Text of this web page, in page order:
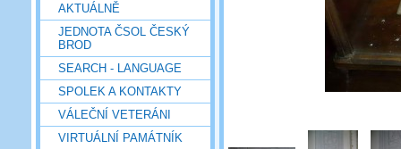
AKTUÁLNĚ
JEDNOTA ČSOL ČESKÝ
BROD
SEARCH - LANGUAGE
SPOLEK A KONTAKTY
VÁLEČNÍ VETERÁNI
VIRTUÁLNÍ PAMÁTNÍK